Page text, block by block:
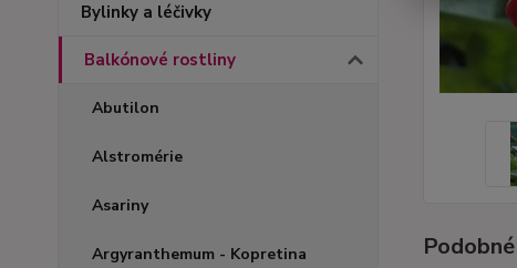
Bylinky a léčivky
Balkónové rostliny
Abutilon
Alstromérie
Asariny
Argyranthemum - Kopretina